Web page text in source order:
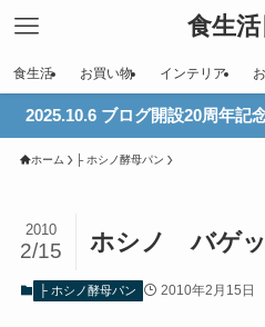
食生
食生活 お買い物 インテリア
2025.10.6 ブログ開設20周年
ホーム ├ ホシノ酵母パン
ホシノ バゲ
2010
2/15
├ ホシノ酵母パン 2010年2月15日